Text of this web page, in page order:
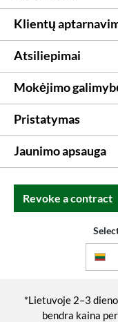
Klientų
Atsiliepimai
Mokėjimo
Pristatymas
Jaunimo apsauga
Revoke a contract
*Lietuvoje 2–3
bendra kaina